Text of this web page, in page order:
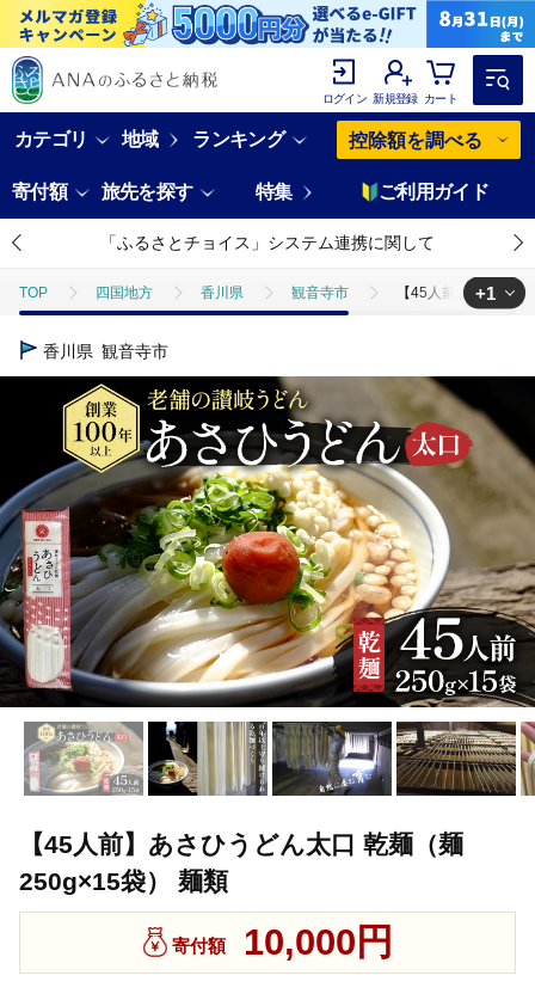
ログイン 新規登録 カート
カテゴリ 地域 ランキング 控除額を調べる
寄付額 旅先を探す 特集 ご利用ガイド
「ふるさとチョイス」システム連携に関して
TOP 四国地方 香川県 観音寺市 【45人前】あさひ
TOP
+1
香川県 観音寺市
【45人前】あさひうどん太口 乾麺（麺
250g×15袋） 麺類
寄付額 10,000円